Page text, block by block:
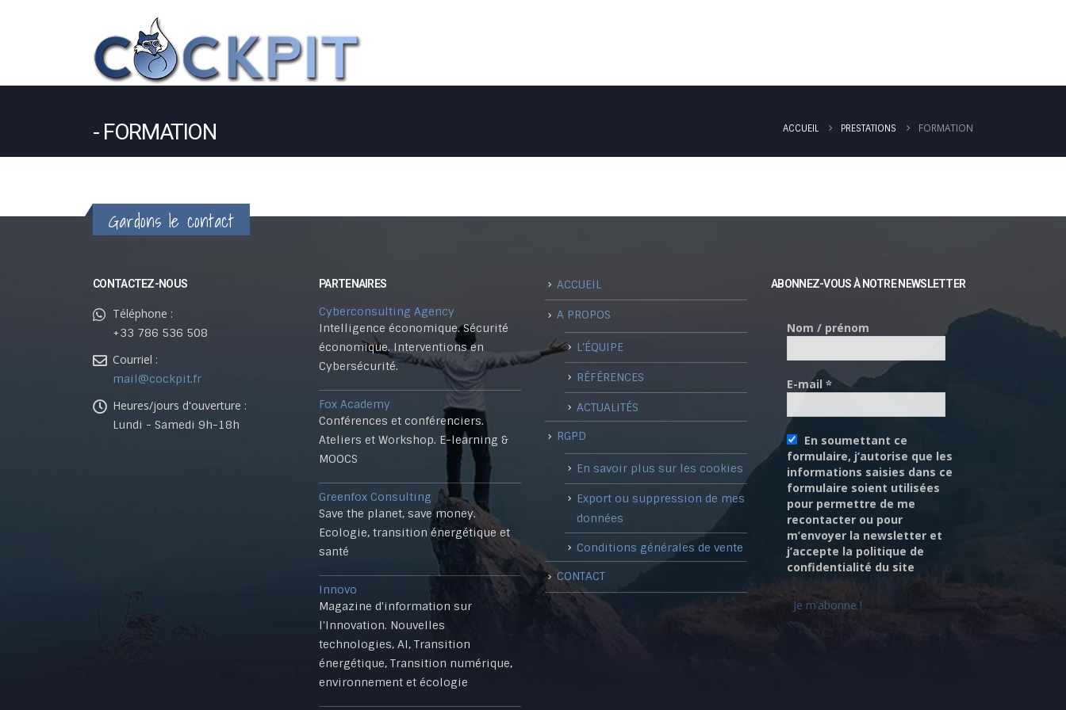
FORMATION ACCUEIL PRESTATIONS FORMATION
Gardons le contact
CONTACTEZ-NOUS
Téléphone :
+33 786 536 508
Courriel :
mail@cockpit.fr
Heures/jours d'ouverture :
Lundi - Samedi 9h-18h
PARTENAIRES
Cyberconsulting Agency
Intelligence économique. Sécurité
économique. Interventions en
Cybersécurité.
Fox Academy
Conférences et conférenciers.
Ateliers et Workshop. E-learning &
MOOCS
Greenfox Consulting
Save the planet, save money.
Ecologie, transition énergétique et
santé
Innovo
Magazine d'information sur
l'Innovation. Nouvelles
technologies, AI, Transition
énergétique, Transition numérique,
environnement et écologie
ACCUEIL
A PROPOS
L’ÉQUIPE
RÉFÉRENCES
ACTUALITÉS
RGPD
En savoir plus sur les cookies
Export ou suppression de mes
données
Conditions générales de vente
CONTACT
ABONNEZ-VOUS À NOTRE NEWSLETTER
Nom / prénom
E-mail *
En soumettant ce
formulaire, j’autorise que les
informations saisies dans ce
formulaire soient utilisées
pour permettre de me
recontacter ou pour
m’envoyer la newsletter et
j’accepte la politique de
confidentialité du site